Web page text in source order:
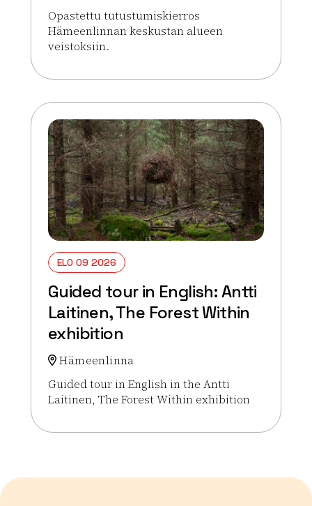
Opastettu tutustumiskierros
Hämeenlinnan keskustan alueen
veistoksiin.
ELO 09 2026
Guided tour in English: Antti
Laitinen, The Forest Within
exhibition
Hämeenlinna
Guided tour in English in the Antti
Laitinen, The Forest Within exhibition
Lue lisää tapahtumasta Guided tour in English: